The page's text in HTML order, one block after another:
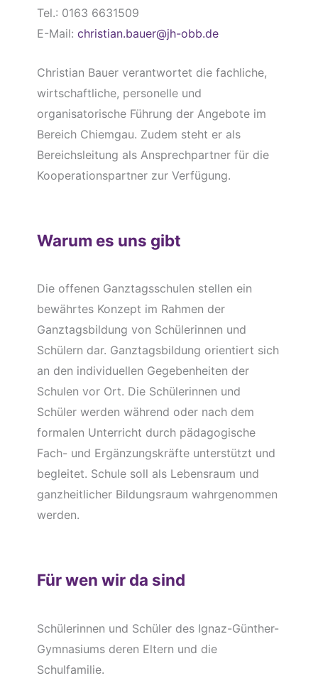
Tel.: 0163 6631509
E-Mail: christian.bauer@jh-obb.de
Christian Bauer verantwortet die fachliche,
wirtschaftliche, personelle und
organisatorische Führung der Angebote im
Bereich Chiemgau. Zudem steht er als
Bereichsleitung als Ansprechpartner für die
Kooperationspartner zur Verfügung.
Warum es uns gibt
Die offenen Ganztagsschulen stellen ein
bewährtes Konzept im Rahmen der
Ganztagsbildung von Schülerinnen und
Schülern dar. Ganztagsbildung orientiert sich
an den individuellen Gegebenheiten der
Schulen vor Ort. Die Schülerinnen und
Schüler werden während oder nach dem
formalen Unterricht durch pädagogische
Fach- und Ergänzungskräfte unterstützt und
begleitet. Schule soll als Lebensraum und
ganzheitlicher Bildungsraum wahrgenommen
werden.
Für wen wir da sind
Schülerinnen und Schüler des Ignaz-Günther-
Gymnasiums deren Eltern und die
Schulfamilie.